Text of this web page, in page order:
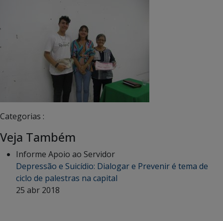
Categorias :
Veja Também
Informe Apoio ao Servidor
Depressão e Suicídio: Dialogar e Prevenir é tema de
ciclo de palestras na capital
25 abr 2018